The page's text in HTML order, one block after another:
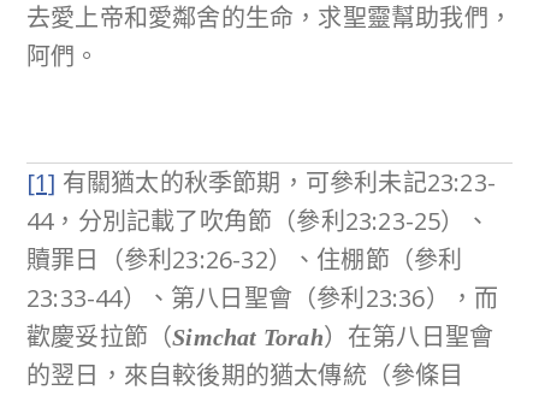
去愛上帝和愛鄰舍的生命，求聖靈幫助我們，
阿們。
[1] 有關猶太的秋季節期，可參利未記23:23-
44，分別記載了吹角節（參利23:23-25）、
贖罪日（參利23:26-32）、住棚節（參利
23:33-44）、第八日聖會（參利23:36），而
歡慶妥拉節（Simchat Torah）在第八日聖會
的翌日，來自較後期的猶太傳統（參條目